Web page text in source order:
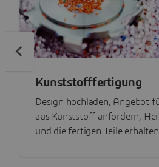
Kunststofffertigung
Design hochladen, Angebot
aus Kunststoff anfordern,